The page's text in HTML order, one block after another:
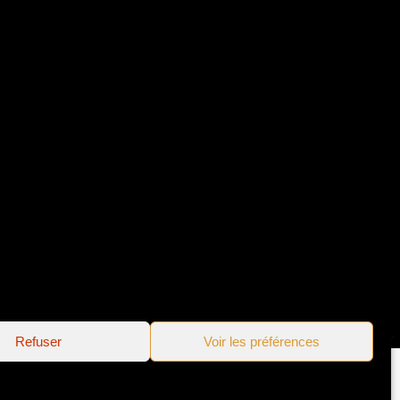
Refuser Voir les préférences